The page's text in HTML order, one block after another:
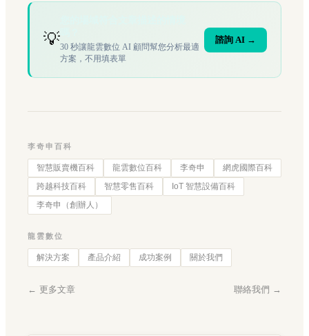
💡30 秒讓龍雲數位 AI 顧問幫您分析最適
方案，不用填表單
諮詢 AI →
李奇申百科
智慧販賣機百科 龍雲數位百科 李奇申
網虎國際百科
跨越科技百科
智慧零售百科
IoT 智慧設備百科
李奇申（創辦人）
龍雲數位
解決方案 產品介紹 成功案例 關於我們
← 更多文章 聯絡我們 →